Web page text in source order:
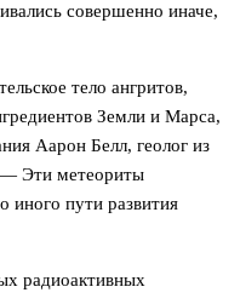
совершенно иначе,
тело ангритов,
Земли и Марса,
Аарон Белл, геолог из
— Эти метеориты
иного пути развития
радиоактивных